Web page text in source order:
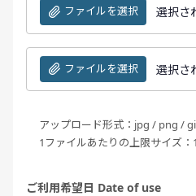
ファイルを選択 選択さ
ファイルを選択 選択さ
アップロード形式：jpg / png /
1ファイルあたりの上限サイズ：
ご利用希望日 Date of use